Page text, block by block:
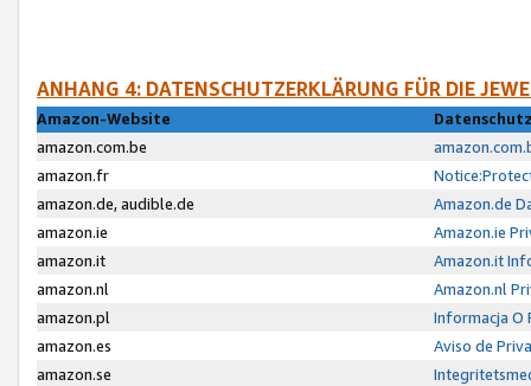
ANHANG 4: DATENSCHUTZERKLÄRUNG FÜR DIE
Amazon-Website
amazon.com.be
amazon.fr
amazon.de, audible.de
Amazon.de
amazon.ie
Amazon.ie
amazon.it
Amazon.it
amazon.nl
Amazon.nl
amazon.pl
Informacja O
amazon.es
Aviso de
amazon.se